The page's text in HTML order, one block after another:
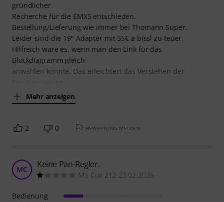
gründlicher
Recherche für die EMX5 entschieden.
Bestellung/Lieferung wie immer bei Thomann Super.
Leider sind die 19" Adapter mit 55€ ä bissl zu teuer.
Hilfreich wäre es, wenn man den Link für das
Blockdiagramm gleich
anwählen könnte. Das erleichtert das Verstehen der
Mehr anzeigen
2 0 BEWERTUNG MELDEN
MC Keine Pan-Regler.
MS Cux 212 23.02.2026
Bedienung